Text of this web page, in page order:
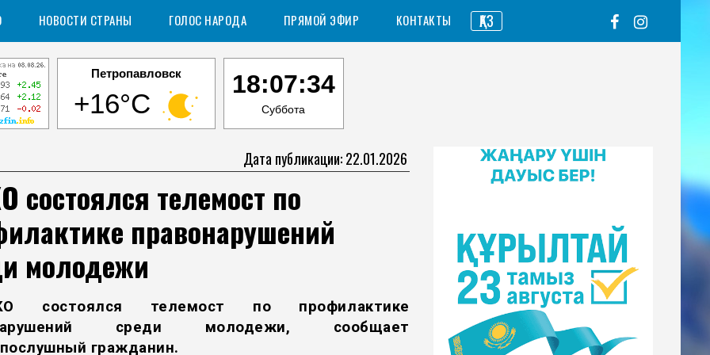
НОВОСТИ СТРАНЫ ГОЛОС НАРОДА ПРЯМОЙ ЭФИР КОНТАКТЫ ҚАЗ
Петропавловск
+16°C
18:07:35
Суббота
Дата публикации: 22.01.2026
состоялся телемост по
правонарушений
молодежи
состоялся телемост по профилактике
среди молодежи, сообщает
гражданин.